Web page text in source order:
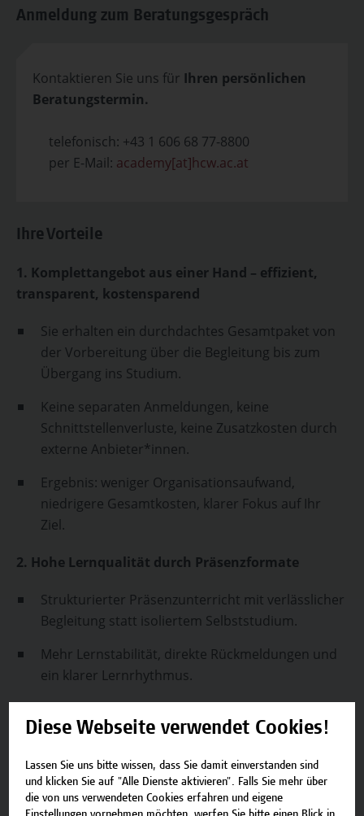
Anmeldung zum Beratungsgespräch
Kontaktieren Sie uns für Ihren persönlichen
Beratungstermin.
telefonisch: +43 1 606 68 77-8800
per E-Mail: academy[at]hcw.ac.at
Ihre Vorteile
1. Komplettangebot aus einer Hand – effizient,
transparent, kostensparend
Sie erhalten ein durchdachtes Gesamtpaket von
der Vorbereitung über die Begleitung bis zum
Übergang ins Studium.
Keine separaten Anmeldungen, keine
Schnittstellenverluste, keine Zusatzkosten durch
externe Anbieter*innen.
Ergebnis: weniger Organisationsaufwand,
niedrigere Gesamtkosten, klarer Fokus auf Ihr
Ziel.
2. Hohe Lernqualität durch Präsenzformate
Strukturierter Präsenzunterricht mit verlässlicher
Begleitung statt isoliertem Selbststudium.
Mehr Lernstabilität, direkte Rückmeldungen und
ein klarer Lernrhythmus.
Erfolgswahrscheinlichkeit – in der Prüfung und im
3. Optimal vorbereitet auf Studium
Diese Webseite verwendet Cookies!
Lassen Sie uns bitte wissen, dass Sie damit einverstanden sind
und klicken Sie auf "Alle Dienste aktivieren". Falls Sie mehr über
die von uns verwendeten Cookies erfahren und eigene